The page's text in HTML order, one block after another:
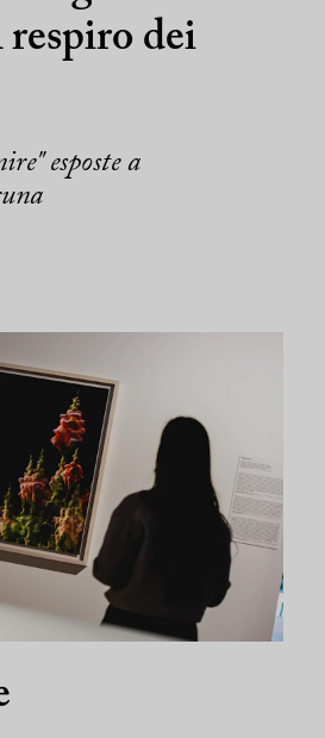
respiro dei
esposte a